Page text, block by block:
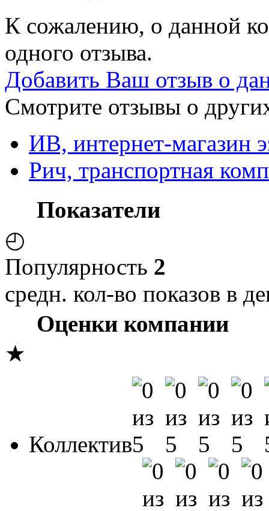
К сожалению, о данной
одного отзыва.
Добавить Ваш отзыв о
Смотрите отзывы о
ИВ, интернет-магазин
Рич, транспортная
Показатели
◴
Популярность 2
средн. кол-во показов в
Оценки компании
★
Коллектив